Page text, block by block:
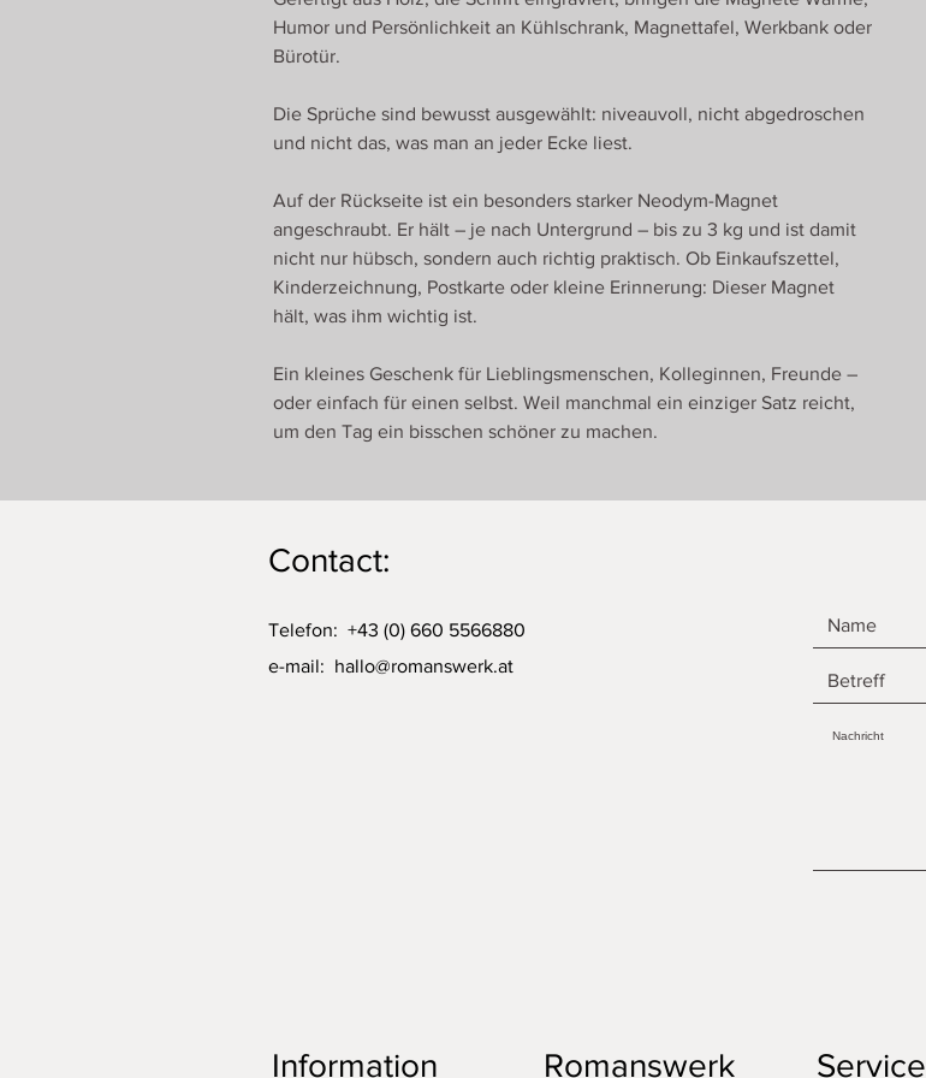
Humor und Persönlichkeit an Kühlschrank, Magnettafel, Werkbank oder
Bürotür.
Die Sprüche sind bewusst ausgewählt: niveauvoll, nicht abgedroschen
und nicht das, was man an jeder Ecke liest.
Auf der Rückseite ist ein besonders starker Neodym-Magnet
angeschraubt. Er hält – je nach Untergrund – bis zu 3 kg und ist damit
nicht nur hübsch, sondern auch richtig praktisch. Ob Einkaufszettel,
Kinderzeichnung, Postkarte oder kleine Erinnerung: Dieser Magnet
hält, was ihm wichtig ist.
Ein kleines Geschenk für Lieblingsmenschen, Kolleginnen, Freunde –
oder einfach für einen selbst. Weil manchmal ein einziger Satz reicht,
um den Tag ein bisschen schöner zu machen.
Contact:
Telefon: +43 (0) 660 5566880
e-mail: hallo@romanswerk.at
Information Romanswerk Service